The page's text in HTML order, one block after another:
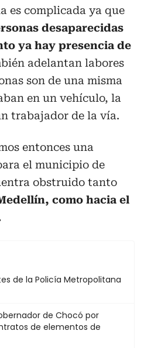
es complicada ya que
desaparecidas
ya hay presencia de
adelantan labores
son de una misma
en un vehículo, la
trabajador de la vía.
entonces una
el municipio de
obstruido tanto
como hacia el
de la Policía Metropolitana
de Chocó por
de elementos de